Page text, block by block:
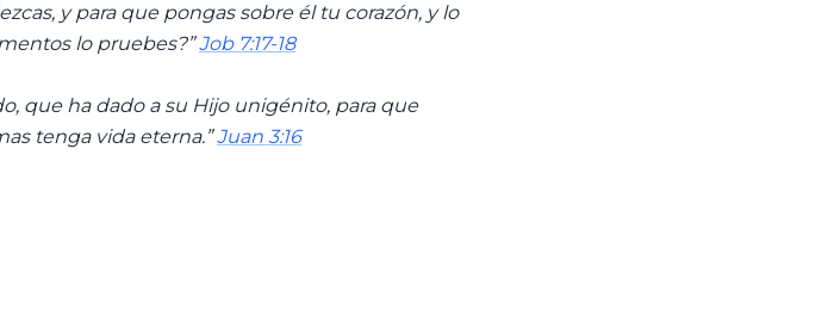
y para que pongas sobre él tu corazón, y lo
lo pruebes?”Job 7:17-18
que ha dado a su Hijo unigénito, para que
tenga vida eterna.”Juan 3:16